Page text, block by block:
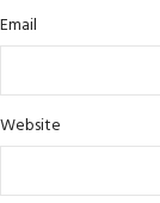
Email
Website